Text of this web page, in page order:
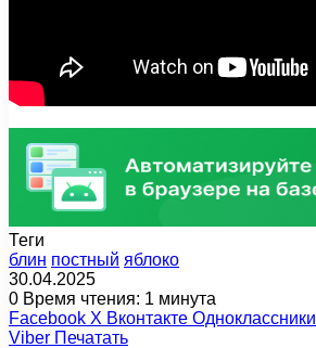
Теги
блин постный яблоко
30.04.2025
0 Время чтения: 1 минута
Facebook X Вконтакте Одноклассники
Viber Печатать